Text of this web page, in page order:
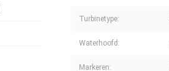
Turbinetype:
Waterhoofd:
Markeren: